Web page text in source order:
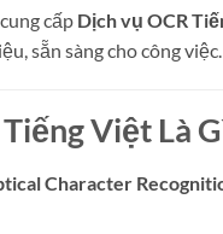
cấp Dịch vụ OCR
sẵn sàng cho công việc.
Việt Là
Character